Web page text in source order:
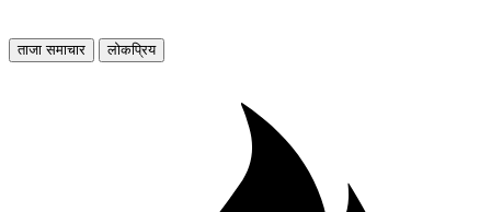
ताजा समाचार लोकप्रिय